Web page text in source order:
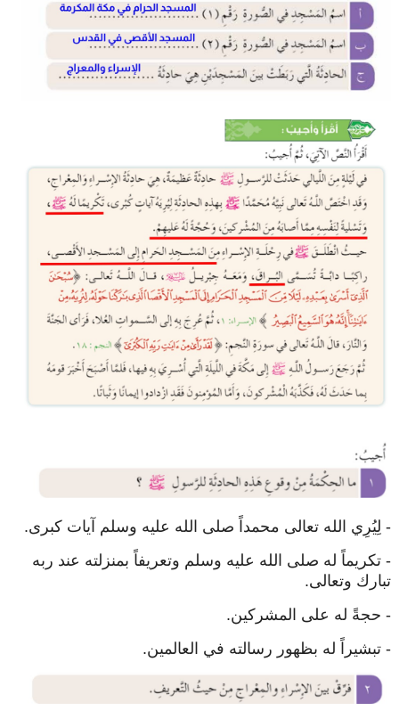
- لِيُرِي الله تعالى محمداً صلى الله عليه وسلم آيات كبرى.
- تكريماً له صلى الله عليه وسلم وتعريفاً بمنزلته عند ربه
تبارك وتعالى.
- حجةً له على المشركين.
- تبشيراً له بظهور رسالته في العالمين.